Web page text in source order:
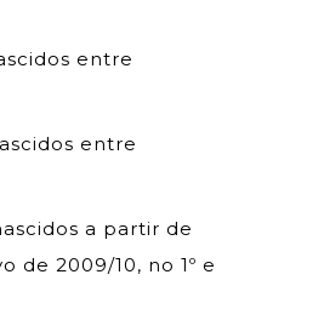
entre
entre
a partir de
de 2009/10, no 1º e